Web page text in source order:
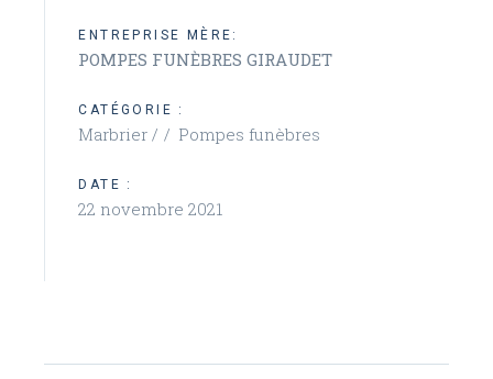
ENTREPRISE MÈRE:
POMPES FUNÈBRES GIRAUDET
CATÉGORIE :
Marbrier / Pompes funèbres
DATE :
22 novembre 2021